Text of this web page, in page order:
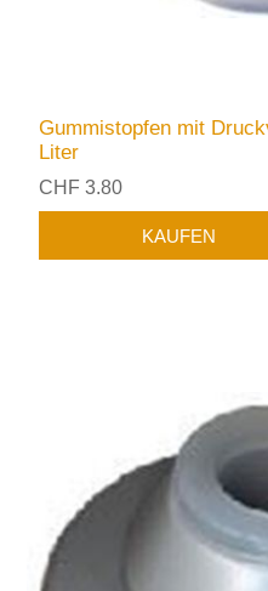
Gummistopfen mit
Liter
CHF 3.80